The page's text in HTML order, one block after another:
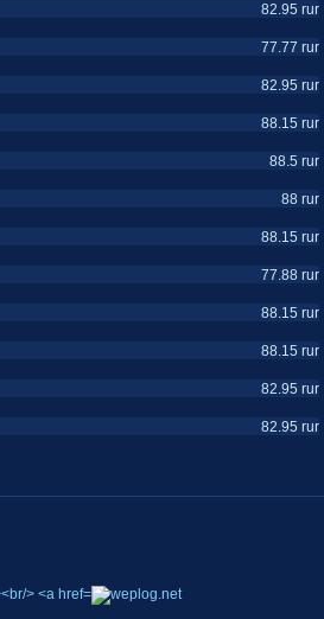
82.95 rur
77.77 rur
82.95 rur
88.15 rur
88.5 rur
88 rur
88.15 rur
77.88 rur
88.15 rur
88.15 rur
82.95 rur
82.95 rur